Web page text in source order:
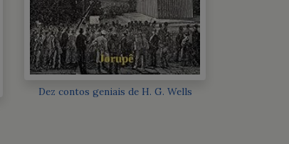
Dez contos geniais de H. G. Wells